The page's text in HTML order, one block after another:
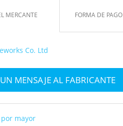
MERCANTE FORMA DE PAGO
Co. Ltd
MENSAJE AL FABRICANTE
mayor